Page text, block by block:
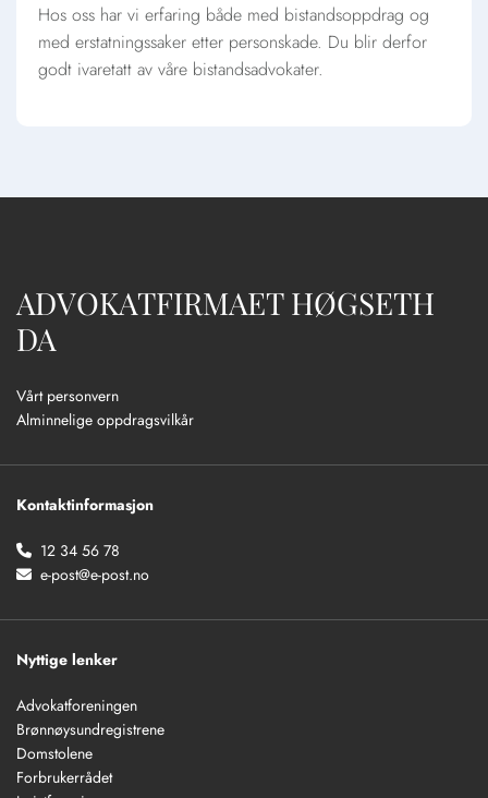
Hos oss har vi erfaring både med bistandsoppdrag og
med erstatningssaker etter personskade. Du blir derfor
godt ivaretatt av våre bistandsadvokater.
ADVOKATFIRMAET HØGSETH
DA
Vårt personvern
Alminnelige oppdragsvilkår
Kontaktinformasjon
 12 34 56 78
 e-post@e-post.no
Nyttige lenker
Advokatforeningen
Brønnøysundregistrene
Domstolene
Forbrukerrådet